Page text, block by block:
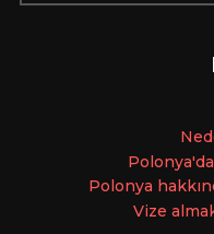
Ne
Polonya
Vize